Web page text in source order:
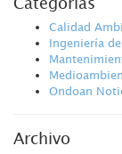
Calidad
Ingeniería
Ondoan
Archivo